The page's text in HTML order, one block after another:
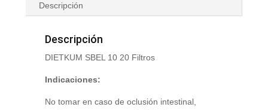
Descripción
Descripción
DIETKUM SBEL 10 20 Filtros
Indicaciones:
No tomar en caso de oclusión intestinal,